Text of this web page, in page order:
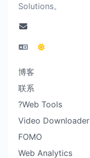
Solutions。
博客
联系
?Web Tools
Video Downloader
FOMO
Web Analytics